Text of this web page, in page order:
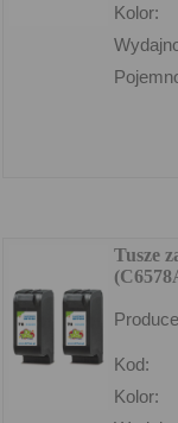
Kolor:
Tusze
Kod:
Kolor: